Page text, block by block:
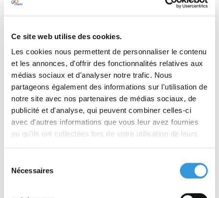
Ce site web utilise des cookies.
Les cookies nous permettent de personnaliser le contenu
et les annonces, d'offrir des fonctionnalités relatives aux
médias sociaux et d'analyser notre trafic. Nous
partageons également des informations sur l'utilisation de
notre site avec nos partenaires de médias sociaux, de
publicité et d'analyse, qui peuvent combiner celles-ci
avec d'autres informations que vous leur avez fournies
ou qu'ils ont collectées lors de votre utilisation de leurs
Nécessaires
CATALOGUE
THÉMATIQUES
Consultation
Concevez, installez et
maintenez vos installations>Repères